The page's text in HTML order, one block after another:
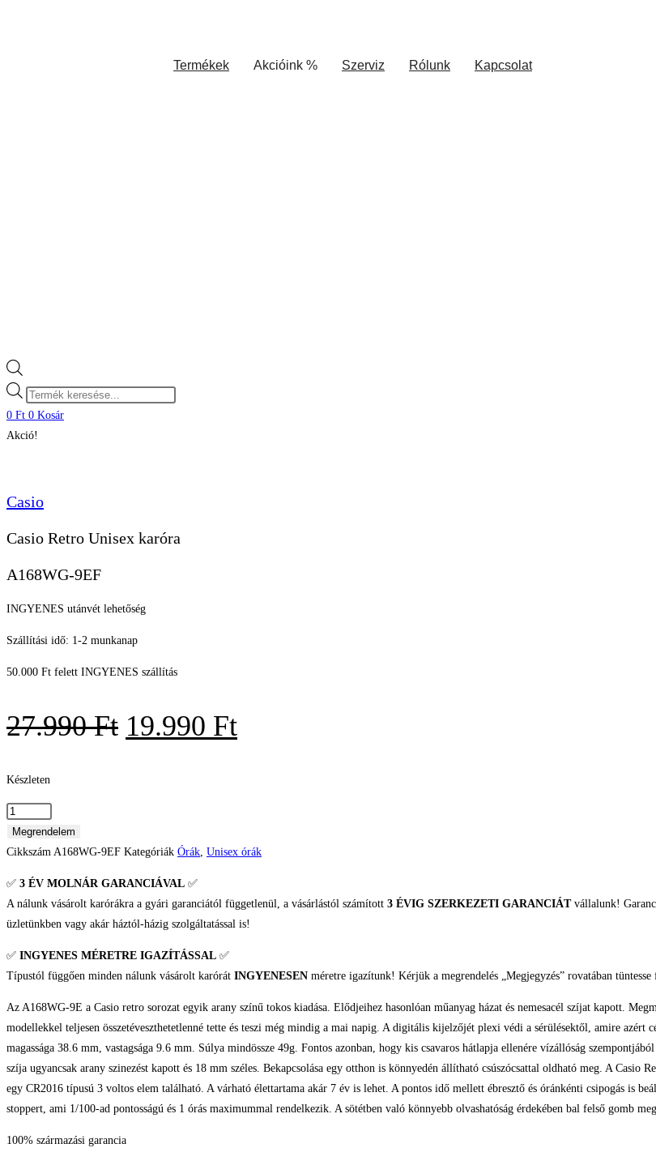
Termékek Akcióink % Szerviz Rólunk Kapcsolat
Products
search
0 Ft 0 Kosár
Akció!
Casio
Casio Retro Unisex karóra
A168WG-9EF
INGYENES utánvét lehetőség
Szállítási idő: 1-2 munkanap
50.000 Ft felett INGYENES szállítás
27.990Ft Original
19.990 FtCurrent
Készleten
Casio
Retro
Unisex
mennyiség
Megrendelem
Cikkszám A168WG-9EF Kategóriák Órák, Unisex órák
✅ 3 ÉV MOLNÁR GARANCIÁVAL ✅
A nálunk vásárolt karórákra a gyári garanciától függetlenül, a vásárlástól számított 3 ÉVIG SZERKEZETI GARANCIÁTvállalunk!
üzletünkben vagy akár háztól-házig szolgáltatással is!
✅ INGYENES MÉRETRE IGAZÍTÁSSAL ✅
Típustól függően minden nálunk vásárolt karórát INGYENESEN méretre igazítunk! Kérjük a megrendelés „Megjegyzés” rovatában
Az A168WG-9E a Casio retro sorozat egyik arany színű tokos kiadása. Elődjeihez hasonlóan műanyag házat és nemesacél szíjat kapott.
modellekkel teljesen összetéveszthetetlenné tette és teszi még mindig a mai napig. A digitális kijelzőjét plexi védi a sérülésektől, amire
magassága 38.6 mm, vastagsága 9.6 mm. Súlya mindössze 49g. Fontos azonban, hogy kis csavaros hátlapja ellenére vízállóság
szíja ugyancsak arany szinezést kapott és 18 mm széles. Bekapcsolása egy otthon is könnyedén állítható csúszócsattal oldható meg. A
egy CR2016 típusú 3 voltos elem található. A várható élettartama akár 7 év is lehet. A pontos idő mellett ébresztő és óránkénti csipogás is
stoppert, ami 1/100-ad pontosságú és 1 órás maximummal rendelkezik. A sötétben való könnyebb olvashatóság érdekében bal felső gomb
100% származási garancia